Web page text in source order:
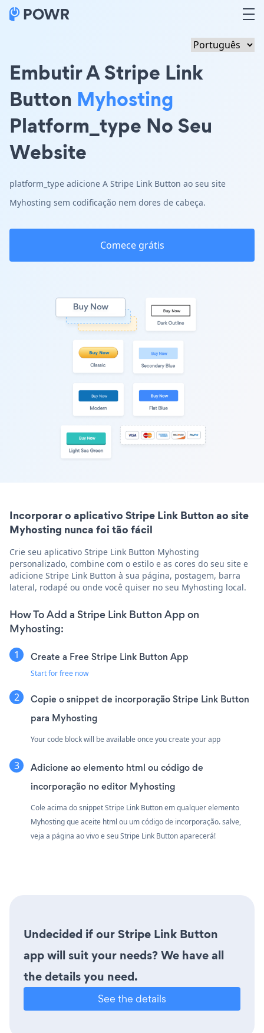
Embutir A Stripe Link
Button Myhosting
Platform_type No Seu
Website
platform_type adicione A Stripe Link Button ao seu site
Myhosting sem codificação nem dores de cabeça.
Comece grátis
Incorporar o aplicativo Stripe Link Button ao site
Myhosting nunca foi tão fácil
Crie seu aplicativo Stripe Link Button Myhosting
personalizado, combine com o estilo e as cores do seu site e
adicione Stripe Link Button à sua página, postagem, barra
lateral, rodapé ou onde você quiser no seu Myhosting local.
How To Add a Stripe Link Button App on
Myhosting:
Create a Free Stripe Link Button App
Start for free now
Copie o snippet de incorporação Stripe Link Button
para Myhosting
Your code block will be available once you create your app
Adicione ao elemento html ou código de
incorporação no editor Myhosting
Cole acima do snippet Stripe Link Button em qualquer elemento
Myhosting que aceite html ou um código de incorporação. salve,
veja a página ao vivo e seu Stripe Link Button aparecerá!
Undecided if our Stripe Link Button
app will suit your needs? We have all
the details you need.
See the details